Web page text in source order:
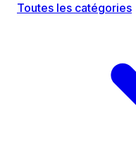
Toutes les catégories